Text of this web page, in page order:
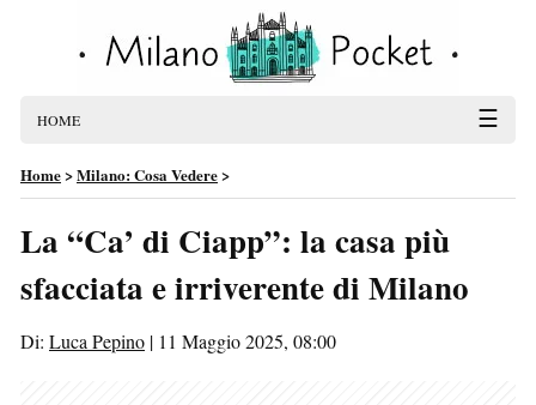
HOME ☰
Home>Milano: Cosa Vedere>
La “Ca’ di Ciapp”: la casa più
sfacciata e irriverente di Milano
Di: Luca Pepino | 11 Maggio 2025, 08:00